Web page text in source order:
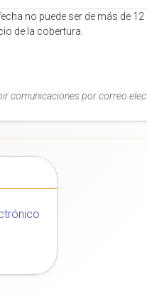
no puede ser de más de
de la cobertura.
comunicaciones por correo